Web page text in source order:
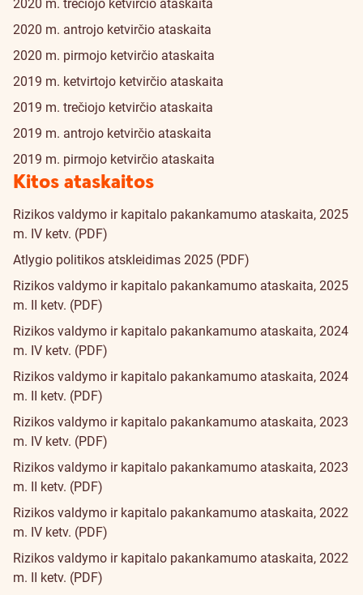
2020 m. trečiojo ketvirčio ataskaita
2020 m. antrojo ketvirčio ataskaita
2020 m. pirmojo ketvirčio ataskaita
2019 m. ketvirtojo ketvirčio ataskaita
2019 m. trečiojo ketvirčio ataskaita
2019 m. antrojo ketvirčio ataskaita
2019 m. pirmojo ketvirčio ataskaita
Kitos ataskaitos
Rizikos valdymo ir kapitalo pakankamumo ataskaita, 2025
m. IV ketv. (PDF)
Atlygio politikos atskleidimas 2025 (PDF)
Rizikos valdymo ir kapitalo pakankamumo ataskaita, 2025
m. II ketv. (PDF)
Rizikos valdymo ir kapitalo pakankamumo ataskaita, 2024
m. IV ketv. (PDF)
Rizikos valdymo ir kapitalo pakankamumo ataskaita, 2024
m. II ketv. (PDF)
Rizikos valdymo ir kapitalo pakankamumo ataskaita, 2023
m. IV ketv. (PDF)
Rizikos valdymo ir kapitalo pakankamumo ataskaita, 2023
m. II ketv. (PDF)
Rizikos valdymo ir kapitalo pakankamumo ataskaita, 2022
m. IV ketv. (PDF)
Rizikos valdymo ir kapitalo pakankamumo ataskaita, 2022
m. II ketv. (PDF)